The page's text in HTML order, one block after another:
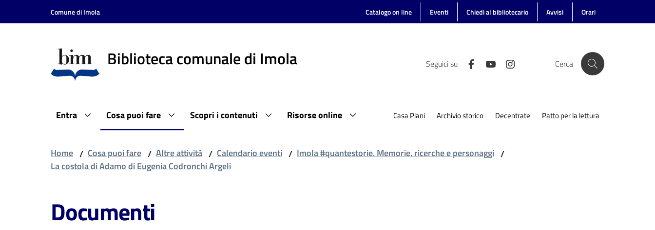
Vai al contenuto
Vai alla navigazione
Comune di Imola Catalogo on line Eventi Chiedi al bibliotecario Avvisi Orari
Biblioteca comunale di Imola Seguici su Cerca
Entra Cosa puoi fare Scopri i contenuti Risorse online Casa Piani Archivio storico Decentrate Patto per la lettura
Home / Cosa puoi fare / Altre attività / Calendario eventi / Imola #quantestorie. Memorie, ricerche e personaggi /
La costola di Adamo di Eugenia Codronchi Argeli
Documenti